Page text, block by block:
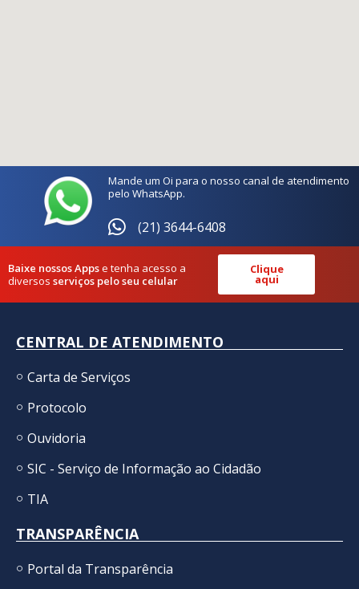
Mande um Oi para o nosso canal de atendimento
pelo WhatsApp.
(21) 3644-6408
Baixe nossos Appse tenha acesso a
diversos serviços pelo seu celular
Clique
aqui
CENTRAL DE ATENDIMENTO
Carta de Serviços
Protocolo
Ouvidoria
SIC - Serviço de Informação ao Cidadão
TIA
TRANSPARÊNCIA
Portal da Transparência